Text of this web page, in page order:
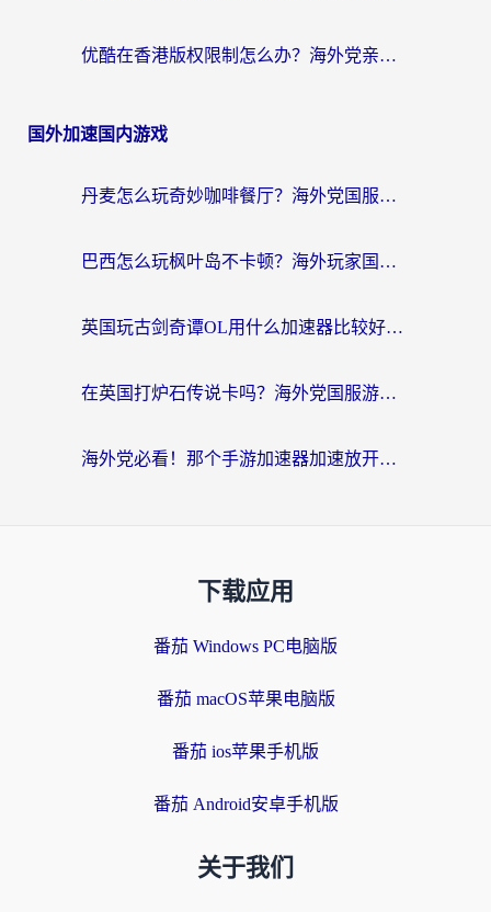
优酷在香港版权限制怎么办？海外党亲测有效的追剧加速方案
国外加速国内游戏
丹麦怎么玩奇妙咖啡餐厅？海外党国服游戏加速全攻略（附灌篮高手元气骑士实测）
巴西怎么玩枫叶岛不卡顿？海外玩家国服游戏加速器终极指南（含战双野兽领主提速秘籍）
英国玩古剑奇谭OL用什么加速器比较好？留学生亲测有效的国服游戏加速指南
在英国打炉石传说卡吗？海外党国服游戏不卡顿的终极指南
海外党必看！那个手游加速器加速放开那三国3最好？一篇解决国服游戏卡顿难题
下载应用
番茄 Windows PC电脑版
番茄 macOS苹果电脑版
番茄 ios苹果手机版
番茄 Android安卓手机版
关于我们